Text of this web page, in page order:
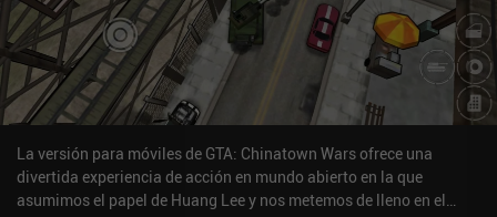
La versión para móviles de GTA: Chinatown Wars ofrece una
divertida experiencia de acción en mundo abierto en la que
asumimos el papel de Huang Lee y nos metemos de lleno en el